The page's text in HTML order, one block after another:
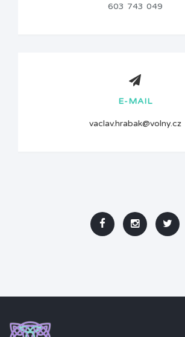
603 743 049
E-MAIL
vaclav.hrabak@volny.cz